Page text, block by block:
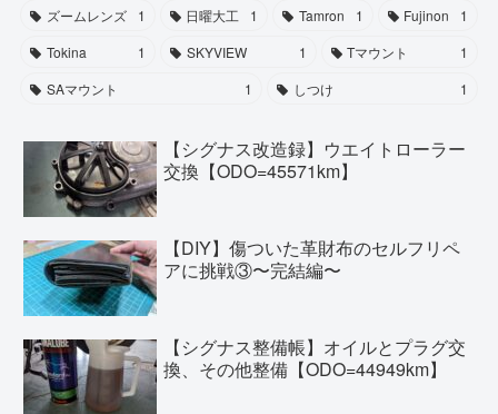
ズームレンズ
1 日曜大工 1 Tamron 1 Fujinon
1
Tokina
1 SKYVIEW 1 Tマウント
1
SAマウント
1 しつけ 1
【シグナス改造録】ウエイトローラー
交換【ODO=45571km】
【DIY】傷ついた革財布のセルフリペ
アに挑戦③〜完結編〜
【シグナス整備帳】オイルとプラグ交
換、その他整備【ODO=44949km】